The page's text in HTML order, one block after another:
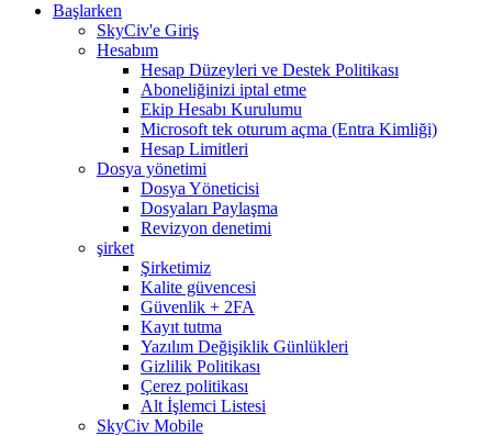
Başlarken
SkyCiv'e Giriş
Hesabım
Hesap Düzeyleri ve Destek Politikası
Aboneliğinizi iptal etme
Ekip Hesabı Kurulumu
Microsoft tek oturum açma (Entra Kimliği)
Hesap Limitleri
Dosya yönetimi
Dosya Yöneticisi
Dosyaları Paylaşma
Revizyon denetimi
şirket
Şirketimiz
Kalite güvencesi
Güvenlik + 2FA
Kayıt tutma
Yazılım Değişiklik Günlükleri
Gizlilik Politikası
Çerez politikası
Alt İşlemci Listesi
SkyCiv Mobile